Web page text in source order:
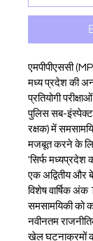
एमपीपीएससी
मध्य प्रदेश की
प्रतियोगी
पुलिस सब-
रक्षक) में
मजबूत करने के
'सिर्फ मध्यप्रदेश
एक अद्वितीय और
विशेष वार्षिक
समसामयिकी को
नवीनतम
खेल घटनाक्रमों